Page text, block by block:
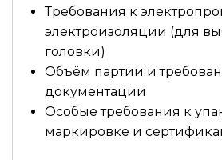
Требования к
электроизоляции (для
головки)
Объём партии и
документации
Особые требования к
маркировке и